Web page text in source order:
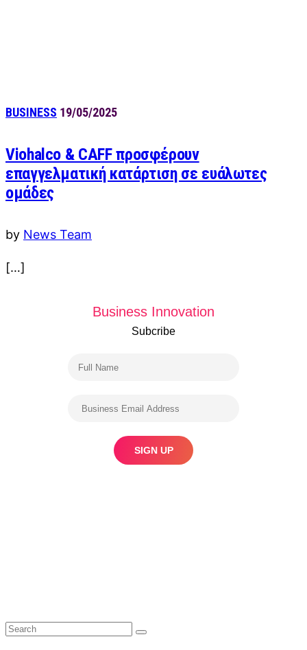
BUSINESS 19/05/2025
Viohalco & CAFF προσφέρουν
επαγγελματική κατάρτιση σε ευάλωτες
ομάδες
by News Team
[…]
Business Innovation
Subcribe
Search
Search